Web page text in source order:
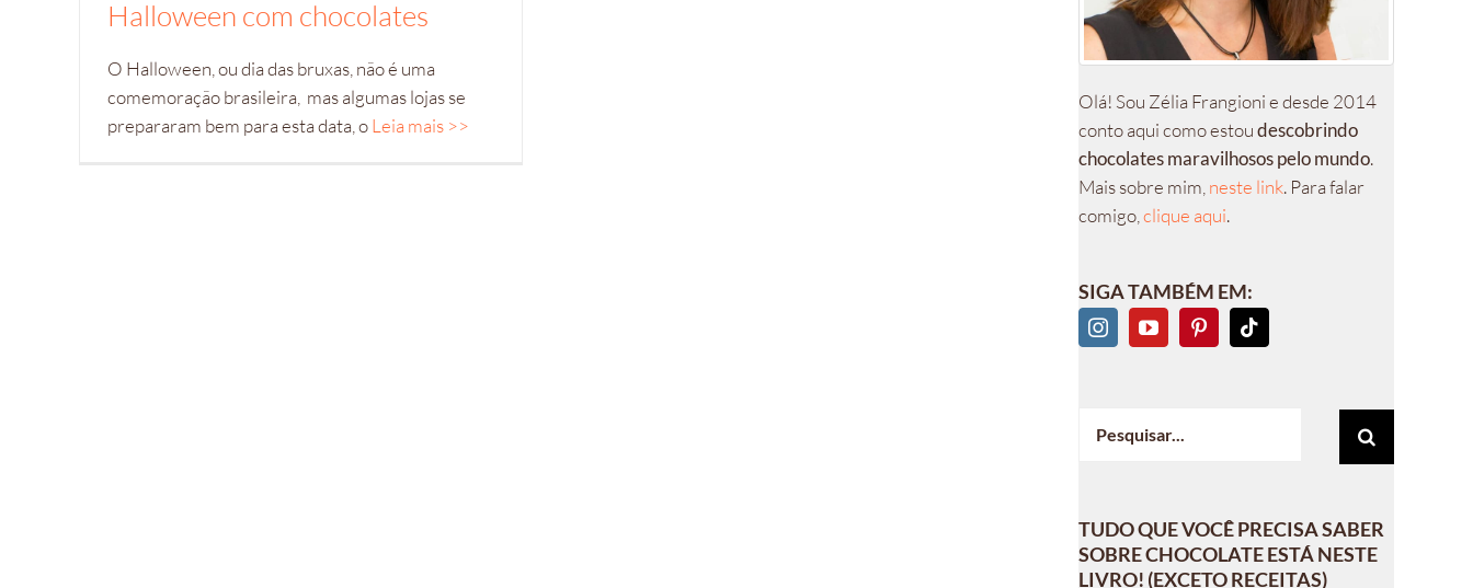
Halloween com chocolates
O Halloween, ou dia das bruxas, não é uma
comemoração brasileira, mas algumas lojas se
prepararam bem para esta data, oLeia mais >>
Olá! Sou Zélia Frangioni e desde 2014
conto aqui como estoudescobrindo
chocolates maravilhosos pelo mundo.
Mais sobre mim, neste link. Para falar
comigo, clique aqui.
SIGA TAMBÉM EM:
resultados
TUDO QUE VOCÊ PRECISA SABER
SOBRE CHOCOLATE ESTÁ NESTE
LIVRO! (EXCETO RECEITAS)